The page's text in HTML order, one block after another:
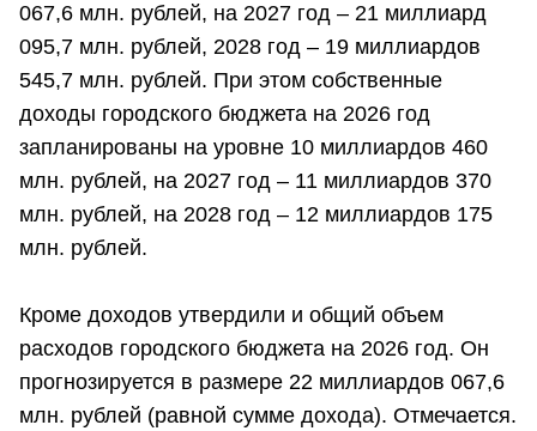
067,6 млн. рублей, на 2027 год – 21 миллиард
095,7 млн. рублей, 2028 год – 19 миллиардов
545,7 млн. рублей. При этом собственные
доходы городского бюджета на 2026 год
запланированы на уровне 10 миллиардов 460
млн. рублей, на 2027 год – 11 миллиардов 370
млн. рублей, на 2028 год – 12 миллиардов 175
млн. рублей.
Кроме доходов утвердили и общий объем
расходов городского бюджета на 2026 год. Он
прогнозируется в размере 22 миллиардов 067,6
млн. рублей (равной сумме дохода). Отмечается.